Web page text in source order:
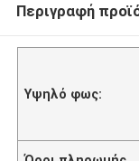
Περιγραφή
Υψηλό φως: